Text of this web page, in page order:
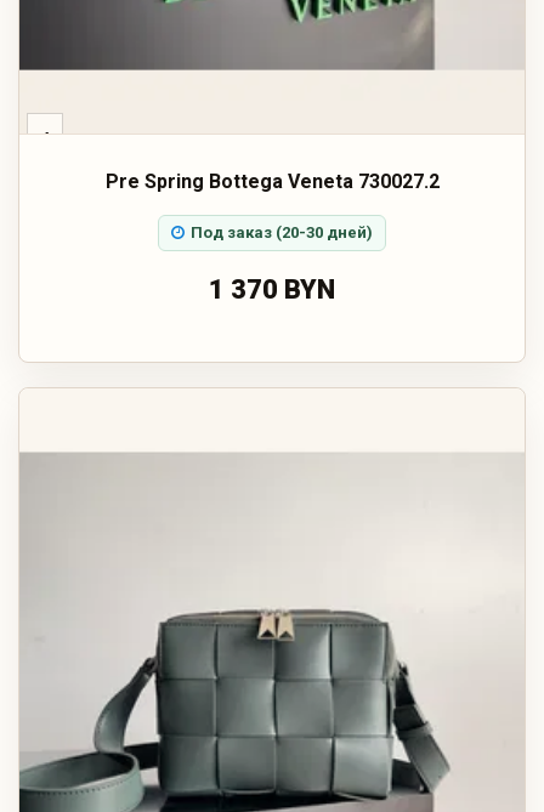
‹
Pre Spring Bottega Veneta 730027.2
Под заказ (20-30 дней)
1 370 BYN